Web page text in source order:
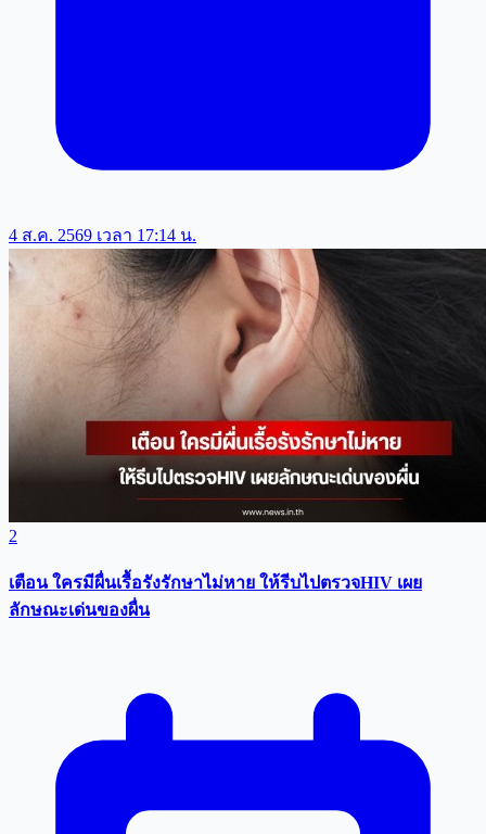
4 ส.ค. 2569 เวลา 17:14 น.
2
เตือน ใครมีผื่นเรื้อรังรักษาไม่หาย ให้รีบไปตรวจHIV เผย
ลักษณะเด่นของผื่น